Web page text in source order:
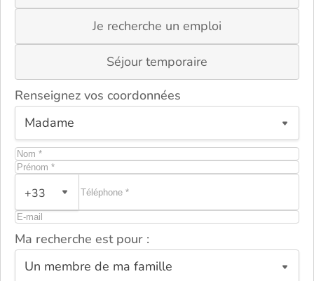
Je recherche un emploi
Séjour temporaire
Renseignez vos coordonnées
+33
Ma recherche est pour :